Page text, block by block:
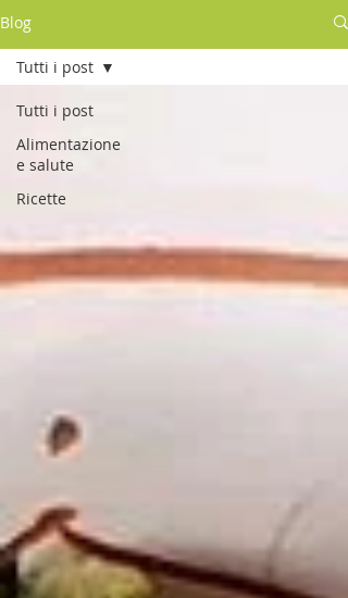
Blog
Tutti i post
Alimentazione
e salute
Ricette
Tutti i post